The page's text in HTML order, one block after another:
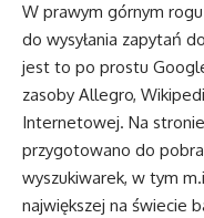
W prawym górnym
do wysyłania zapytań
jest to po prostu
zasoby Allegro,
Internetowej. Na
przygotowano do
wyszukiwarek, w tym
największej na świecie